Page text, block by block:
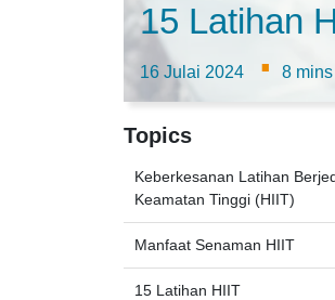
15 Latihan
16 Julai 2024 · 8 mins
Topics
Keberkesanan Latihan
Keamatan Tinggi (HIIT)
Manfaat Senaman HIIT
15 Latihan HIIT